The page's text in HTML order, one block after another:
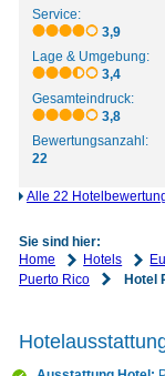
Service:
3,9
Lage & Umgebung:
3,4
Gesamteindruck:
3,8
Bewertungsanzahl:
22
Alle 22
Sie sind hier:
Home
Hotels
Puerto Rico
Hotel